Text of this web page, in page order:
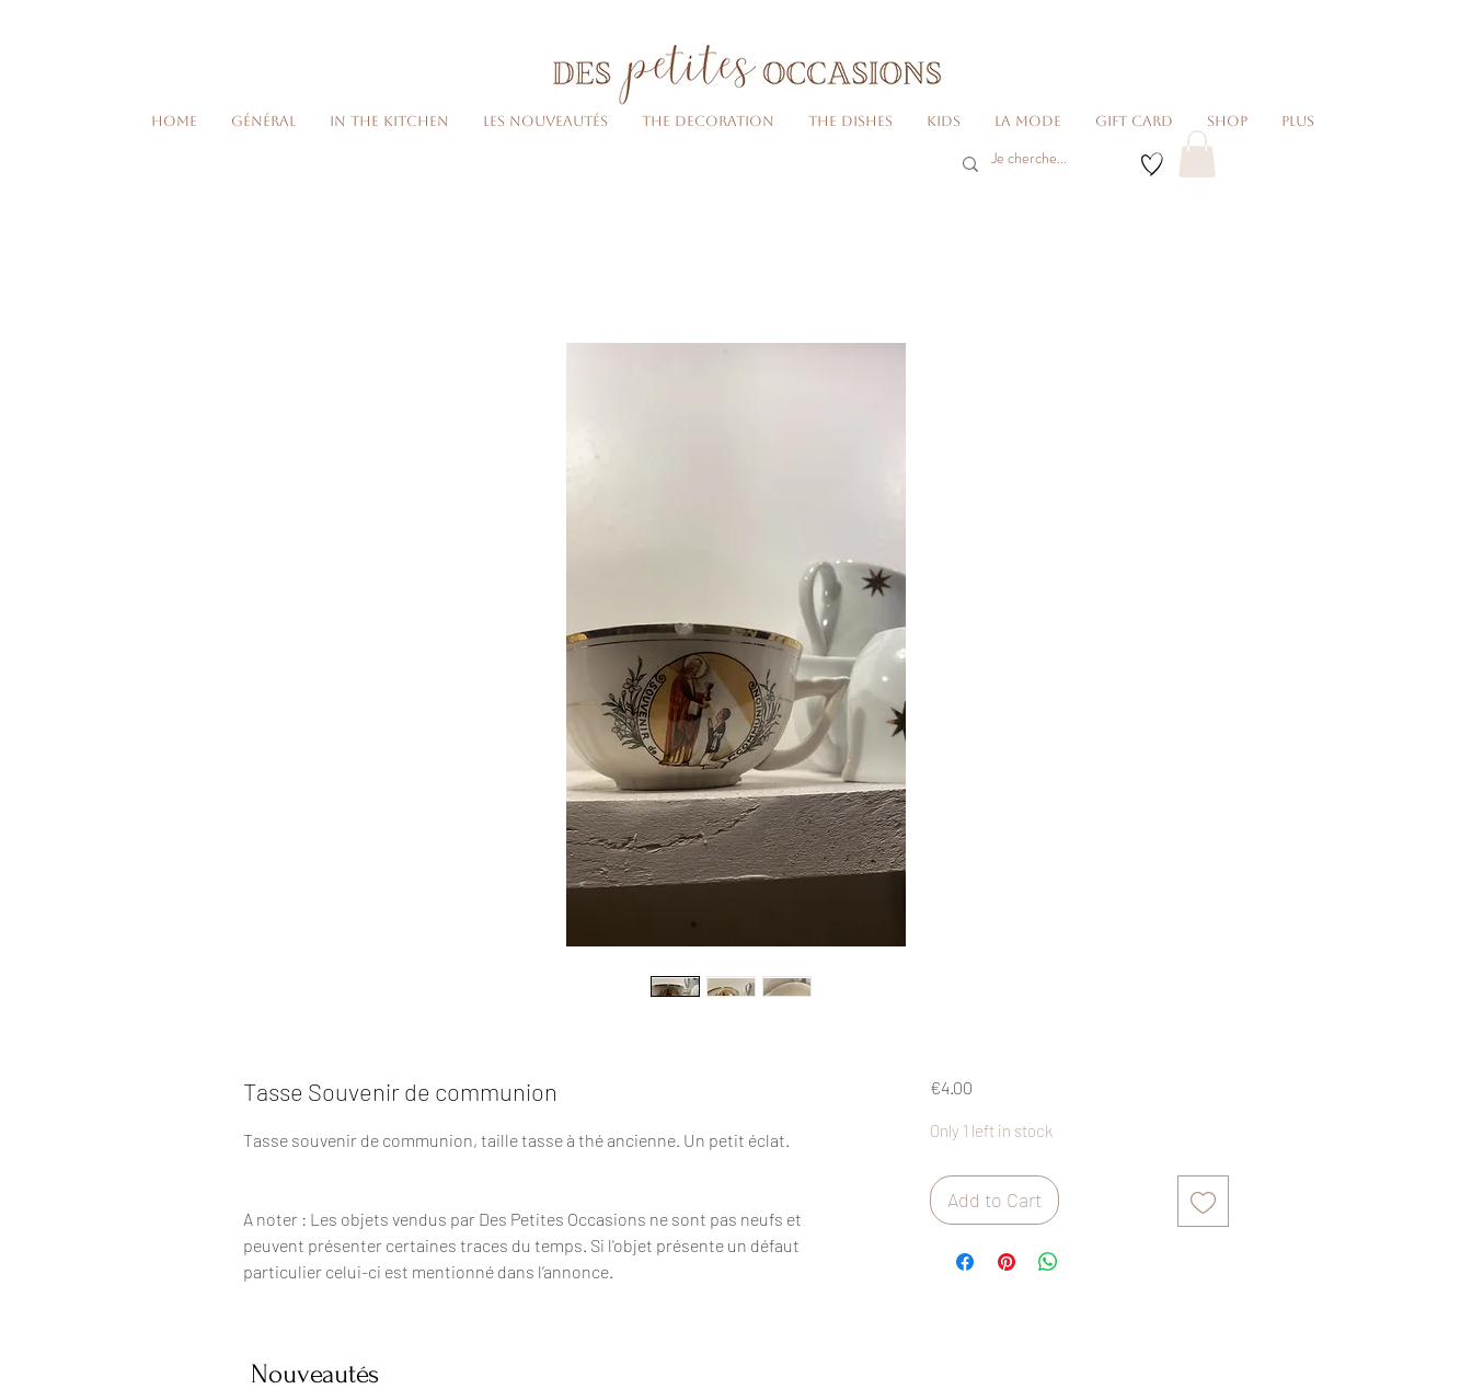
Home Général In the kitchen Les nouveautés The decoration The dishes Kids La Mode Gift card Shop Plus
Tasse Souvenir de communion
Tasse souvenir de communion, taille tasse à thé ancienne. Un petit éclat.
A noter : Les objets vendus par Des Petites Occasions ne sont pas neufs et
peuvent présenter certaines traces du temps. Si l'objet présente un défaut
particulier celui-ci est mentionné dans l’annonce.
€4.00Price
Only 1 left in stock
Add to Cart
Nouveautés